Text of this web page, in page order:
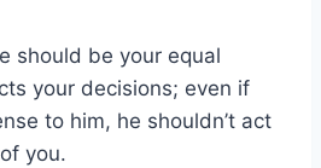
should be your equal
your decisions; even if
to him, he shouldn’t act
you.